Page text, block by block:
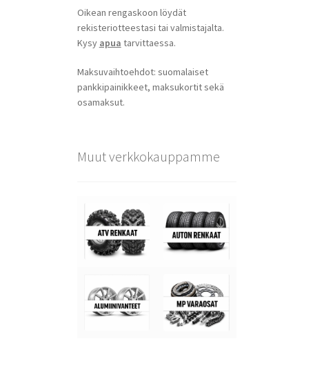
Oikean rengaskoon löydät
rekisteriotteestasi tai valmistajalta.
Kysy apua tarvittaessa.
Maksuvaihtoehdot: suomalaiset
pankkipainikkeet, maksukortit sekä
osamaksut.
Muut verkkokauppamme